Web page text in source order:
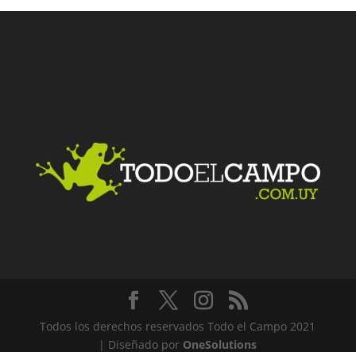
Todos los derechos reservados Todo el Campo 2021
| Diseñado por OneSolutions
Facebook